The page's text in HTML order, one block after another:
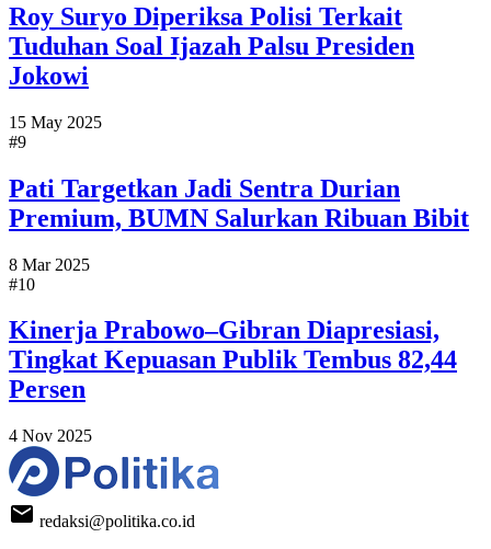
Roy Suryo Diperiksa Polisi Terkait
Tuduhan Soal Ijazah Palsu Presiden
Jokowi
15 May 2025
#9
Pati Targetkan Jadi Sentra Durian
Premium, BUMN Salurkan Ribuan Bibit
8 Mar 2025
#10
Kinerja Prabowo–Gibran Diapresiasi,
Tingkat Kepuasan Publik Tembus 82,44
Persen
4 Nov 2025
redaksi@politika.co.id